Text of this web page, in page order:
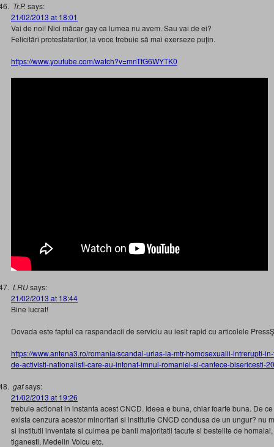
Tr.P. says:
21/02/2013 at 18:01
Vai de noi! Nici măcar gay ca lumea nu avem. Sau vai de ei?
Felicitări protestatarilor, la voce trebuie să mai exerseze puţin.
https://www.youtube.com/watch?v=mnTfG6WYTK0
LRUsays:
21/02/2013 at 18:44
Bine lucrat!
Dovada este faptul ca raspandacii de serviciu au iesit rapid cu articolele
https://www.antena3.ro/romania/scandal-urias-la-mtr-homosexualii-intrerupti-
de-activisti-nationalisti-care-au-intonat-imnul-romaniei-si-cantece-bisericesti-
gafsays:
21/02/2013 at 19:26
trebuie actionat in instanta acest CNCD. Ideea e buna, chiar foarte buna. De
exista cenzura acestor minoritari si institutie CNCD condusa de un ungur? nu
si institutii inventate si culmea pe banii majoritatii tacute si bestelite de
tiganesti, Medelin Voicu etc.